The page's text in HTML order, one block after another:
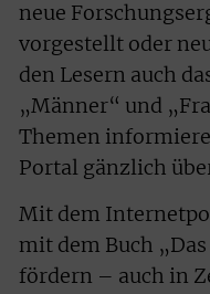
neue
vorgestellt oder
den Lesern auch
„Männer“ und
Themen
Portal gänzlich
Mit dem
mit dem Buch
fördern – auch in